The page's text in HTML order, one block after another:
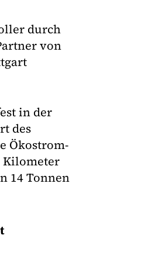
durch
von
in der
des
Ökostrom-
Kilometer
14 Tonnen